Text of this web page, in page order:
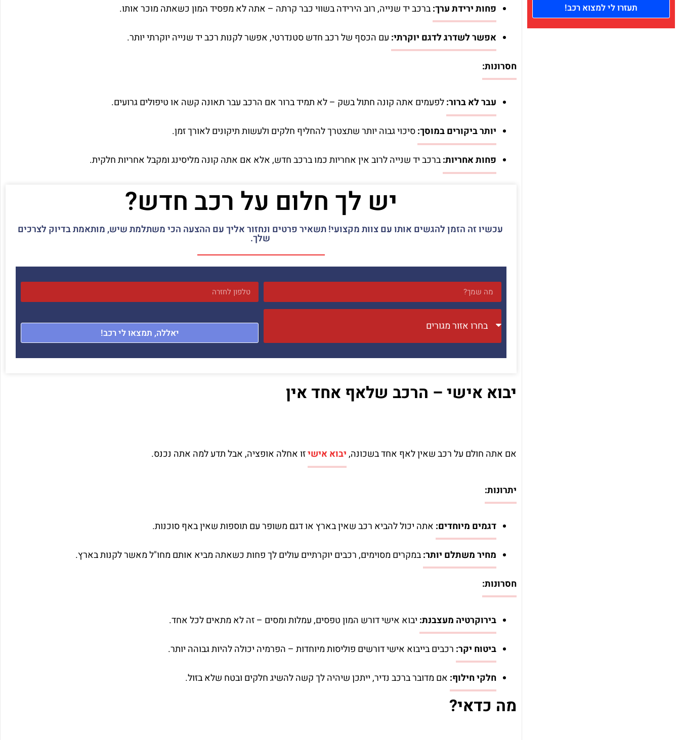
תעזרו לי למצוא רכב! פחות ירידת ערך:ברכב יד שנייה, רוב הירידה בשווי כבר קרתה – אתה לא מפסיד המון כשאתה מוכר אותו.
אפשר לשדרג לדגם יוקרתי: עם הכסף של רכב חדש סטנדרטי, אפשר לקנות רכב יד שנייה יוקרתי יותר.
חסרונות:
עבר לא ברור:לפעמים אתה קונה חתול בשק – לא תמיד ברור אם הרכב עבר תאונה קשה או טיפולים גרועים.
יותר ביקורים במוסך:סיכוי גבוה יותר שתצטרך להחליף חלקים ולעשות תיקונים לאורך זמן.
פחות אחריות:ברכב יד שנייה לרוב אין אחריות כמו ברכב חדש, אלא אם אתה קונה מליסינג ומקבל אחריות חלקית.
יש לך חלום על רכב חדש?
עכשיו זה הזמן להגשים אותו עם צוות מקצועי! תשאיר פרטים ונחזור אליך עם ההצעה הכי משתלמת שיש, מותאמת בדיוק לצרכים
שלך.
יאללה, תמצאו לי רכב!
יבוא אישי – הרכב שלאף אחד אין
אם אתה חולם על רכב שאין לאף אחד בשכונה,יבוא אישיזו אחלה אופציה, אבל תדע למה אתה נכנס.
יתרונות:
דגמים מיוחדים: אתה יכול להביא רכב שאין בארץ או דגם משופר עם תוספות שאין באף סוכנות.
מחיר משתלם יותר:במקרים מסוימים, רכבים יוקרתיים עולים לך פחות כשאתה מביא אותם מחו"ל מאשר לקנות בארץ.
חסרונות:
בירוקרטיה מעצבנת: יבוא אישי דורש המון טפסים, עמלות ומסים – זה לא מתאים לכל אחד.
ביטוח יקר: רכבים בייבוא אישי דורשים פוליסות מיוחדות – הפרמיה יכולה להיות גבוהה יותר.
חלקי חילוף: אם מדובר ברכב נדיר, ייתכן שיהיה לך קשה להשיג חלקים ובטח שלא בזול.
מה כדאי?